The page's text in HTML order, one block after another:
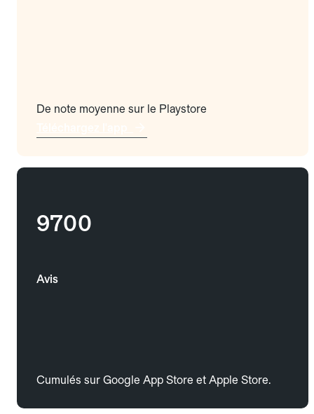
De note moyenne sur le Playstore
9700
Avis
Cumulés sur Google App Store et Apple Store.